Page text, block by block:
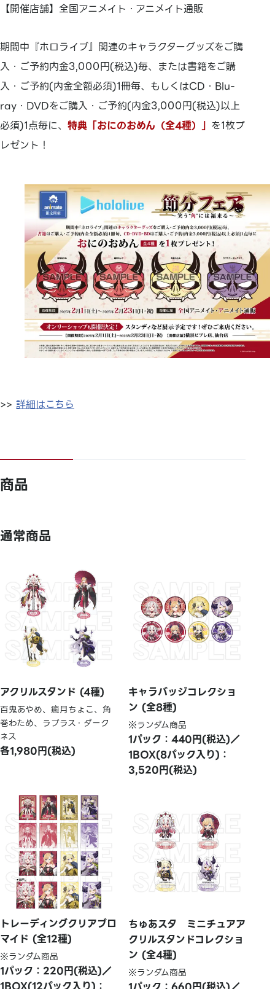
【開催店舗】全国アニメイト・アニメイト通販
期間中『ホロライブ』関連のキャラクターグッズをご購
入・ご予約内金3,000円(税込)毎、または書籍をご購
入・ご予約(内金全額必須)1冊毎、もしくはCD・Blu-
ray・DVDをご購入・ご予約(内金3,000円(税込)以上
必須)1点毎に、 特典「おにのおめん（全4種）」 を1枚プ
レゼント！
>> 詳細はこちら
商品
通常商品
アクリルスタンド (4種)
百鬼あやめ、癒月ちょこ、角
巻わため、ラプラス・ダーク
ネス
各1,980円(税込)
キャラバッジコレクショ
ン (全8種)
※ランダム商品
1パック：440円(税込)／
1BOX(8パック入り)：
3,520円(税込)
トレーディングクリアブロ
マイド (全12種)
※ランダム商品
1パック：220円(税込)／
ちゅあスタ ミニチュアア
クリルスタンドコレクショ
ン (全4種)
※ランダム商品